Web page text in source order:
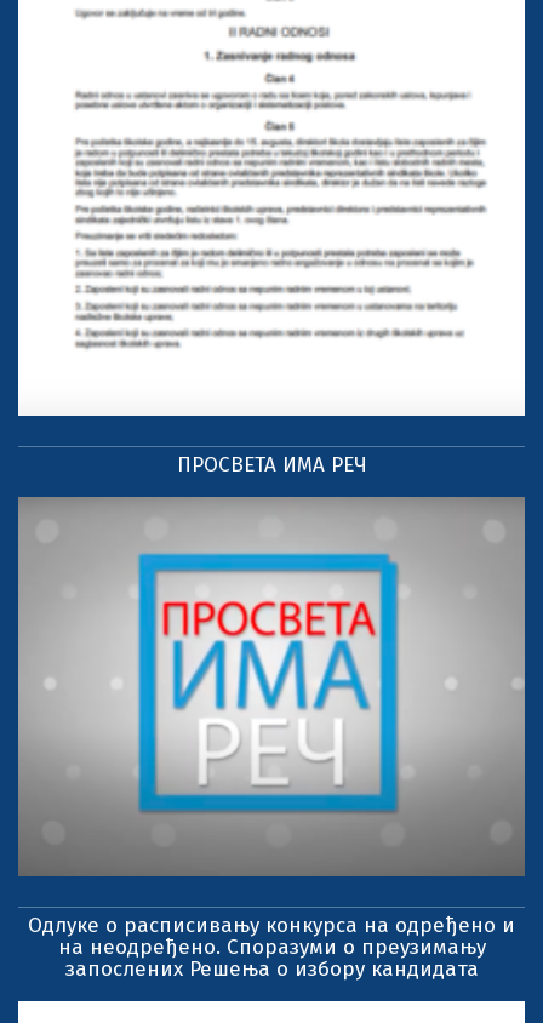
ПРОСВЕТА ИМА РЕЧ
Одлуке о расписивању конкурса на одређено и
на неодређено. Споразуми о преузимању
запослених Решења о избору кандидата